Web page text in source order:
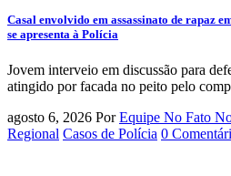
Casal envolvido em assassinato de rapaz
se apresenta à Polícia
Jovem interveio em discussão para
atingido por facada no peito pelo
agosto 6, 2026 Por Equipe No Fato
Regional Casos de Polícia 0